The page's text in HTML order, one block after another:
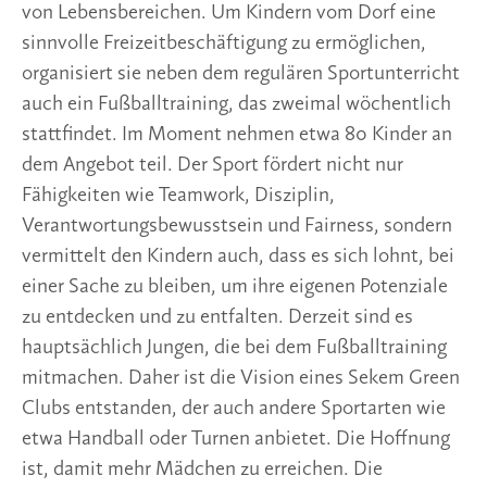
von Lebensbereichen. Um Kindern vom Dorf eine
sinnvolle Freizeitbeschäftigung zu ermöglichen,
organisiert sie neben dem regulären Sportunterricht
auch ein Fußballtraining, das zweimal wöchentlich
stattfindet. Im Moment nehmen etwa 80 Kinder an
dem Angebot teil. Der Sport fördert nicht nur
Fähigkeiten wie Teamwork, Disziplin,
Verantwortungsbewusstsein und Fairness, sondern
vermittelt den Kindern auch, dass es sich lohnt, bei
einer Sache zu bleiben, um ihre eigenen Potenziale
zu entdecken und zu entfalten. Derzeit sind es
hauptsächlich Jungen, die bei dem Fußballtraining
mitmachen. Daher ist die Vision eines Sekem Green
Clubs entstanden, der auch andere Sportarten wie
etwa Handball oder Turnen anbietet. Die Hoffnung
ist, damit mehr Mädchen zu erreichen. Die